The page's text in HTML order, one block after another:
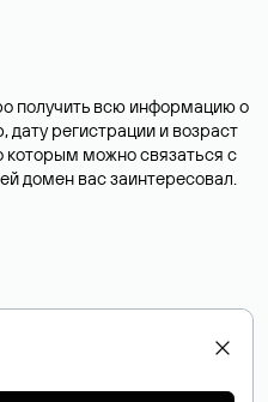
получить всю информацию о
регистрации и возраст
которым можно связаться с
домен вас заинтересовал.